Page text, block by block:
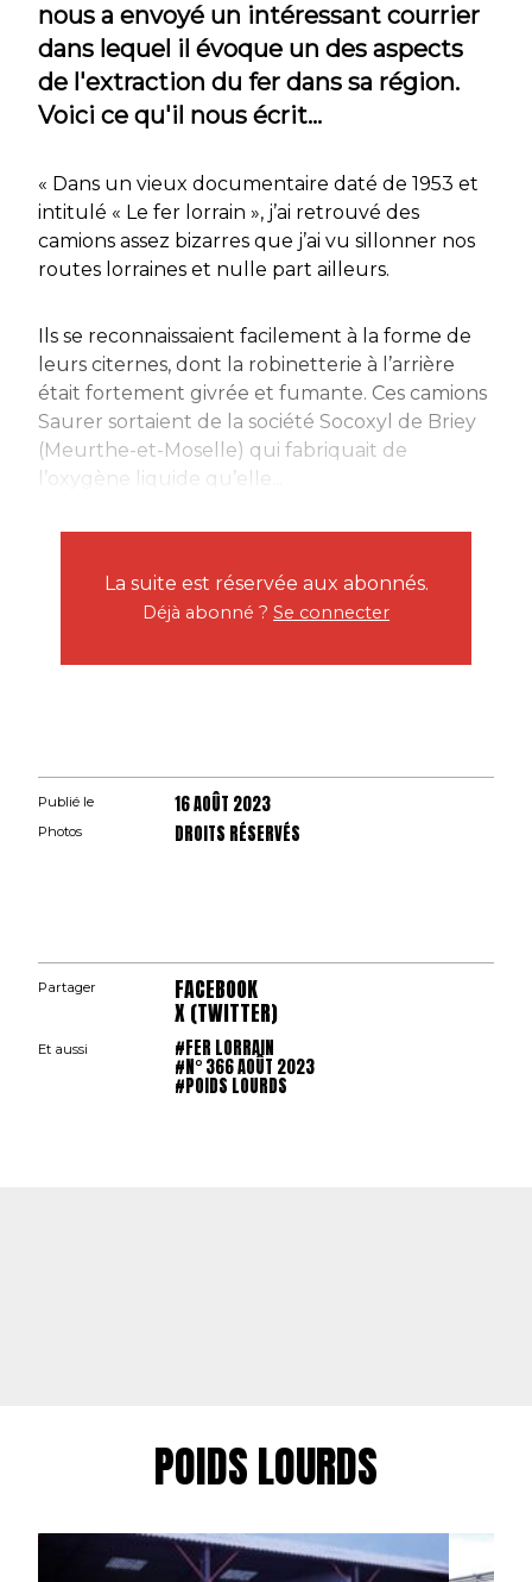
nous a envoyé un intéressant courrier
dans lequel il évoque un des aspects
de l'extraction du fer dans sa région.
Voici ce qu'il nous écrit…
« Dans un vieux documentaire daté de 1953 et
intitulé « Le fer lorrain », j’ai retrouvé des
camions assez bizarres que j’ai vu sillonner nos
routes lorraines et nulle part ailleurs.
Ils se reconnaissaient facilement à la forme de
leurs citernes, dont la robinetterie à l’arrière
était fortement givrée et fumante. Ces camions
Saurer sortaient de la société Socoxyl de Briey
(Meurthe-et-Moselle) qui fabriquait de
l’oxygène liquide qu’elle...
La suite est réservée aux abonnés.
Déjà abonné ? Se connecter
Publié le 16 AOÛT 2023
Photos DROITS RÉSERVÉS
Partager FACEBOOK
X (TWITTER)
Et aussi #FER LORRAIN
#N° 366 AOÛT 2023
#POIDS LOURDS
POIDS LOURDS